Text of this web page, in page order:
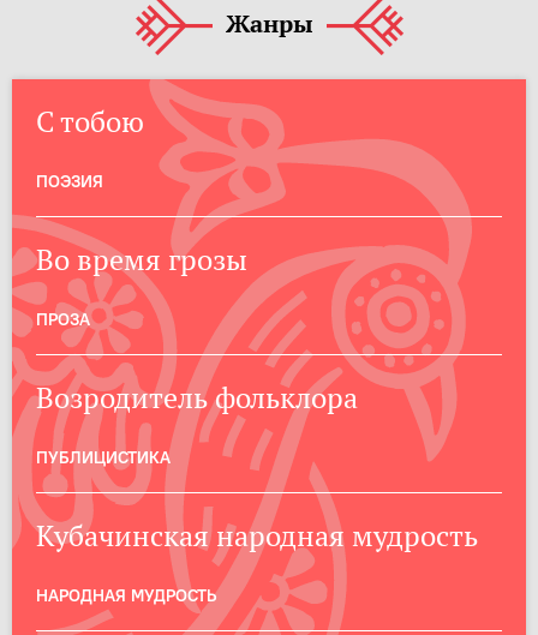
Жанры
С тобою
ПОЭЗИЯ
Во время грозы
ПРОЗА
Возродитель фольклора
ПУБЛИЦИСТИКА
Кубачинская народная мудрость
НАРОДНАЯ МУДРОСТЬ